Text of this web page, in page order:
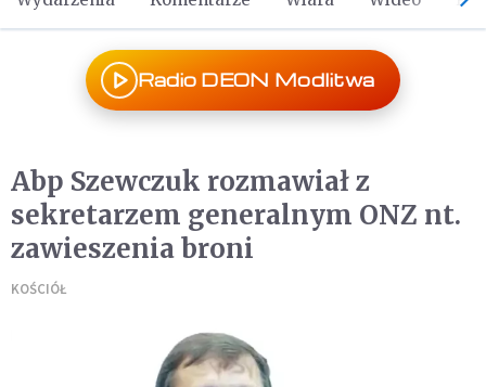
Radio DEON Modlitwa
Abp Szewczuk rozmawiał z
sekretarzem generalnym ONZ nt.
zawieszenia broni
KOŚCIÓŁ